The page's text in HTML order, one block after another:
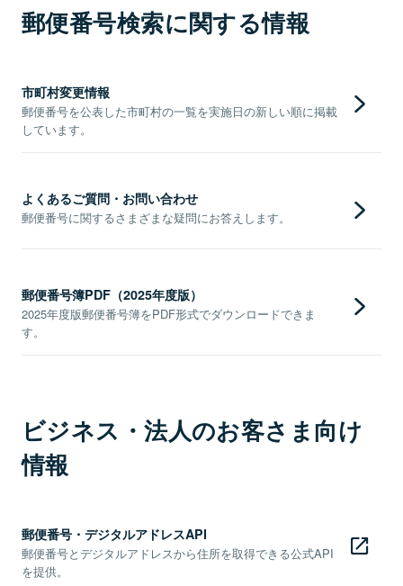
郵便番号検索に関する情報
市町村変更情報
郵便番号を公表した市町村の一覧を実施日の新しい順に掲載
しています。
よくあるご質問・お問い合わせ
郵便番号に関するさまざまな疑問にお答えします。
郵便番号簿PDF（2025年度版）
2025年度版郵便番号簿をPDF形式でダウンロードできま
す。
ビジネス・法人のお客さま向け
情報
郵便番号・デジタルアドレスAPI
郵便番号とデジタルアドレスから住所を取得できる公式API
を提供。